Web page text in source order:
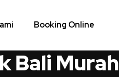
Booking Online
Bali Murah